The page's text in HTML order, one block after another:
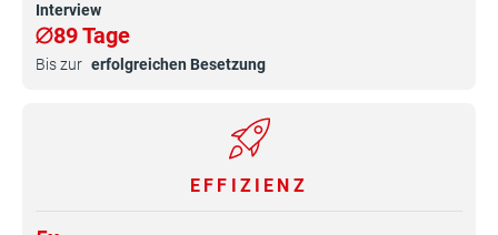
Interview
89 Tage
Bis zur erfolgreichen Besetzung
EFFIZIENZ